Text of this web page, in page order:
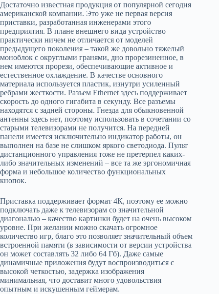
Достаточно известная продукция от популярной сегодня
американской компании. Это уже не первая версия
приставки, разработанная инженерами этого
предприятия. В плане внешнего вида устройство
практически ничем не отличается от моделей
предыдущего поколения – такой же довольно тяжелый
моноблок с округлыми гранями, дно прорезиненное, в
нем имеются прорези, обеспечивающие активное и
естественное охлаждение. В качестве основного
материала используется пластик, изнутри усиленный
ребрами жесткости. Разъем Ethernet здесь поддерживает
скорость до одного гигабита в секунду. Все разъемы
находятся с задней стороны. Гнезда для обыкновенной
антенны здесь нет, поэтому использовать в сочетании со
старыми телевизорами не получится. На передней
панели имеется исключительно индикатор работы, он
выполнен на базе не слишком яркого светодиода. Пульт
дистанционного управления тоже не претерпел каких-
либо значительных изменений – все та же эргономичная
форма и небольшое количество функциональных
кнопок.
Приставка поддерживает формат 4К, поэтому ее можно
подключать даже к телевизорам со значительной
диагональю – качество картинки будет на очень высоком
уровне. При желании можно скачать огромное
количество игр, благо это позволяет значительный объем
встроенной памяти (в зависимости от версии устройства
он может составлять 32 либо 64 Гб). Даже самые
динамичные приложения будут воспроизводиться с
высокой четкостью, задержка изображения
минимальная, что доставит много удовольствия
опытным и искушенным геймерам.